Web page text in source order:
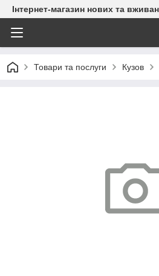
Інтернет-магазин нових та
Товари та послуги Кузов